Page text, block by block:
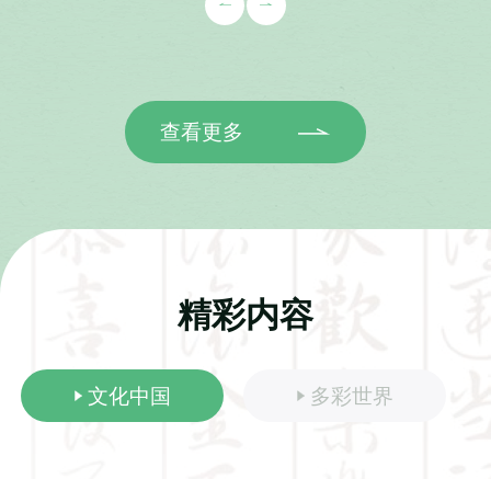
生态治理之路，沉浸式感受客家古韵、复古铁
的清幽环境常年吸引各地游客前来观光休闲，优
良生态是园村最亮眼的底色。主持人安泽跟随本
地村民陈伯伯一同登上森林小火车，穿行于林海
担山林物资运输重任，伴随生态发展规划落地，
乡村客流的标志性打卡点。 告别复古小火车，镜
头移步千亩连片茶园，主持人与绿茶制作技艺非
遗传承人陈开敏深度交流。陈师傅现场展示传统
绿茶全套古法工序，现场演示手工炒制等核心技
艺，细致拆解非遗制茶的门道与匠心。为深挖本
查看更多
精彩内容
文化中国 多彩世界